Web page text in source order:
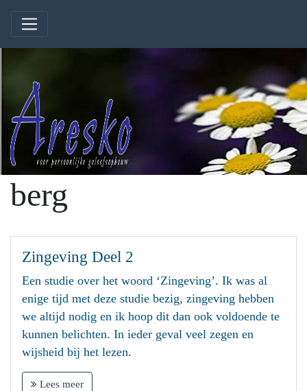
berg
Zingeving Deel 2
Een studie over het woord ‘Zingeving’. Ik was al
enige tijd met deze studie bezig, zingeving hebben
we altijd nodig en ik hoop dit dan ook voldoende te
kunnen belichten. In ieder geval veel zegen en
wijsheid bij het lezen.
Lees meer